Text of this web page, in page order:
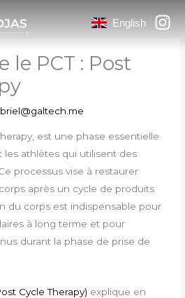
English
le PCT : Post
est une phase essentielle
les athlètes qui utilisent des
processus vise à restaurer
après un cycle de produits
du corps est indispensable pour
à long terme et pour
durant la phase de prise de
Cycle Therapy) explique en